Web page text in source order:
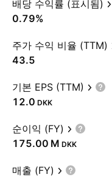
배당 수익률 (표시됨)
0.79%
주가 수익 비율 (TTM)
43.5
기본 EPS (TTM)
12.0 DKK
순이익 (FY)
‪175.00 M‬ DKK
매출 (FY)